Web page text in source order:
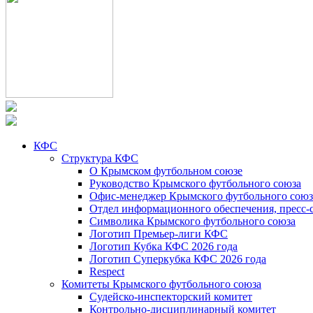
КФС
Структура КФС
О Крымском футбольном союзе
Руководство Крымского футбольного союза
Офис-менеджер Крымского футбольного
Отдел информационного обеспечения, пресс-
Символика Крымского футбольного союза
Логотип Премьер-лиги КФС
Логотип Кубка КФС 2026 года
Логотип Суперкубка КФС 2026 года
Respect
Комитеты Крымского футбольного союза
Судейско-инспекторский комитет
Контрольно-дисциплинарный комитет